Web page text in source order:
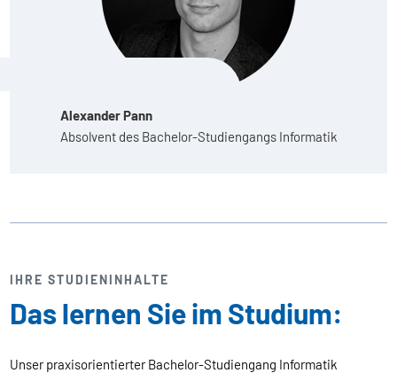
Alexander Pann
Absolvent des Bachelor-Studiengangs Informatik
IHRE STUDIENINHALTE
Das lernen Sie im Studium:
Unser praxisorientierter Bachelor-Studiengang Informatik